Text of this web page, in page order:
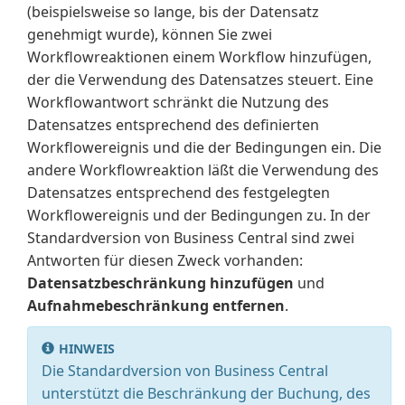
(beispielsweise so lange, bis der Datensatz
genehmigt wurde), können Sie zwei
Workflowreaktionen einem Workflow hinzufügen,
der die Verwendung des Datensatzes steuert. Eine
Workflowantwort schränkt die Nutzung des
Datensatzes entsprechend des definierten
Workflowereignis und die der Bedingungen ein. Die
andere Workflowreaktion läßt die Verwendung des
Datensatzes entsprechend des festgelegten
Workflowereignis und der Bedingungen zu. In der
Standardversion von Business Central sind zwei
Antworten für diesen Zweck vorhanden:
Datensatzbeschränkung hinzufügen und
Aufnahmebeschränkung entfernen.
HINWEIS
Die Standardversion von Business Central
unterstützt die Beschränkung der Buchung, des